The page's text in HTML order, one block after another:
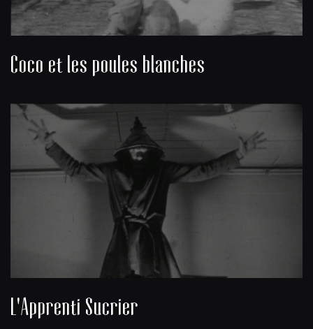
Coco et les poules blanches
L'Apprenti Sucrier